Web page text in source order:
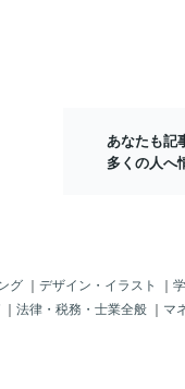
あなたも記
多くの人へ
グ ｜ デザイン・イラスト ｜
｜ 法律・税務・士業全般 ｜ マ